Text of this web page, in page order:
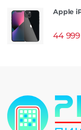
Apple
44 999